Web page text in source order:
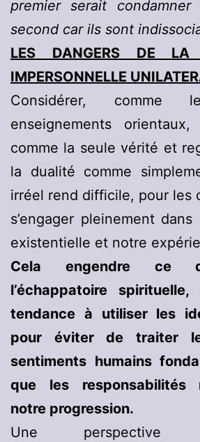
premier serait
second car ils sont
LES DANGERS DE LA
IMPERSONNELLE
Considérer,
enseignements
comme la seule vérité et
la dualité comme
irréel rend difficile, pour les
s’engager pleinement
existentielle et notre
Cela engendre ce
l’échappatoire spirituelle,
tendance à utiliser les
pour éviter de traiter
sentiments humains
que les responsabilités
notre progression.
Une perspective